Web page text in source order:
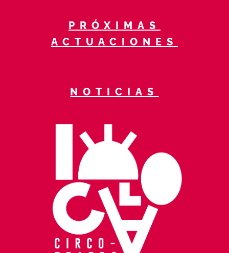
PRÓXIMAS
ACTUACIONES
NOTICIAS